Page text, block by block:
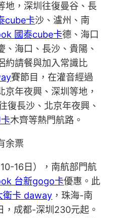
地，深圳往復曼谷、長
cube卡沙、瀘州、南
國泰cube卡德、海口
、海口、長沙、貴陽、
約請餐與加入常識比
賽節目，在灌音經過
京年夜興、深圳等地，
復長沙、北京年夜興、
木齊等熱門航路。
余票
16日），南航部門航
台新gogo卡優惠。此
衛卡 daway ，珠海-南
，成都-深圳230元起。